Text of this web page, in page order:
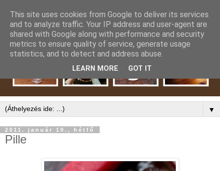
▼
2011. január 10., hétfő
Pille
This site uses cookies from Google to deliver its services
and to analyze traffic. Your IP address and user-agent are
shared with Google along with performance and security
metrics to ensure quality of service, generate usage
statistics, and to detect and address abuse.
LEARN MORE GOT IT